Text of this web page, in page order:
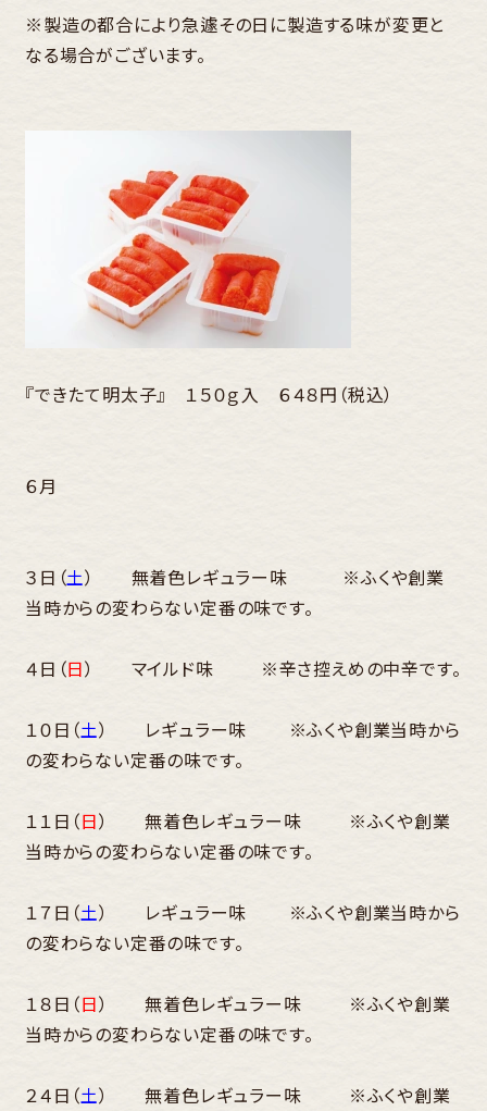
※製造の都合により急遽その日に製造する味が変更と
なる場合がございます。
『できたて明太子』 １５０ｇ入 ６４８円（税込）
６月
３日（土） 無着色レギュラー味 ※ふくや創業
当時からの変わらない定番の味です。
４日（日） マイルド味 ※辛さ控えめの中辛です。
１０日（土） レギュラー味 ※ふくや創業当時から
の変わらない定番の味です。
１１日（日） 無着色レギュラー味 ※ふくや創業
当時からの変わらない定番の味です。
１７日（土） レギュラー味 ※ふくや創業当時から
の変わらない定番の味です。
１８日（日） 無着色レギュラー味 ※ふくや創業
当時からの変わらない定番の味です。
２４日（土） 無着色レギュラー味 ※ふくや創業